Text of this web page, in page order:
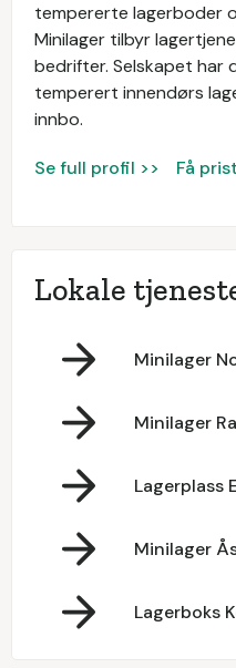
tempererte lagerboder
Minilager tilbyr
bedrifter. Selskapet har
temperert innendørs
innbo.
Se full profil >> Få
Lokale
Minilager
Minilager
Lagerplass
Minilager
Lagerboks